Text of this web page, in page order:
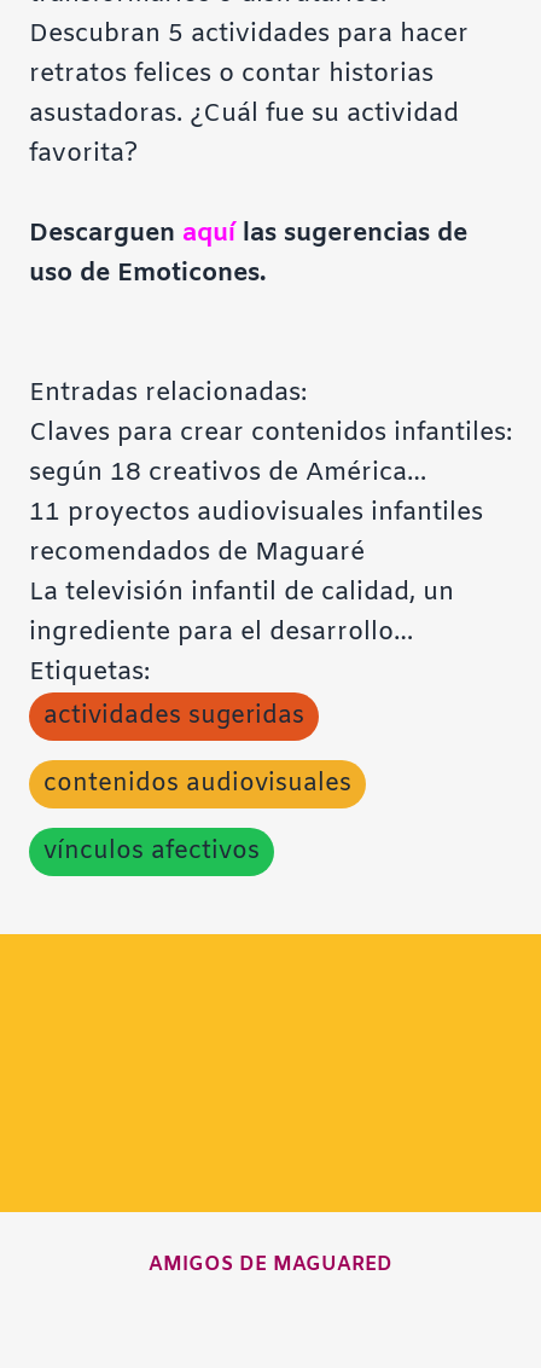
Descubran 5 actividades para hacer
retratos felices o contar historias
asustadoras. ¿Cuál fue su actividad
favorita?
Descarguen aquí las sugerencias de
uso de Emoticones.
Entradas relacionadas:
Claves para crear contenidos infantiles:
según 18 creativos de América…
11 proyectos audiovisuales infantiles
recomendados de Maguaré
La televisión infantil de calidad, un
ingrediente para el desarrollo…
Etiquetas:
actividades sugeridas
contenidos audiovisuales
vínculos afectivos
AMIGOS DE MAGUARED